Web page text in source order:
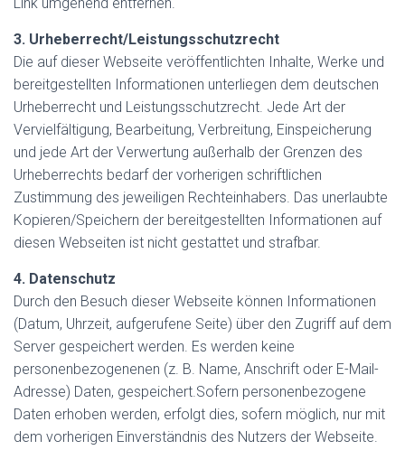
3. Urheberrecht/Leistungsschutzrecht
Die auf dieser Webseite veröffentlichten Inhalte, Werke und
bereitgestellten Informationen unterliegen dem deutschen
Urheberrecht und Leistungsschutzrecht. Jede Art der
Vervielfältigung, Bearbeitung, Verbreitung, Einspeicherung
und jede Art der Verwertung außerhalb der Grenzen des
Urheberrechts bedarf der vorherigen schriftlichen
Zustimmung des jeweiligen Rechteinhabers. Das unerlaubte
Kopieren/Speichern der bereitgestellten Informationen auf
diesen Webseiten ist nicht gestattet und strafbar.
4. Datenschutz
Durch den Besuch dieser Webseite können Informationen
(Datum, Uhrzeit, aufgerufene Seite) über den Zugriff auf dem
Server gespeichert werden. Es werden keine
personenbezogenenen (z. B. Name, Anschrift oder E-Mail-
Adresse) Daten, gespeichert.Sofern personenbezogene
Daten erhoben werden, erfolgt dies, sofern möglich, nur mit
dem vorherigen Einverständnis des Nutzers der Webseite.